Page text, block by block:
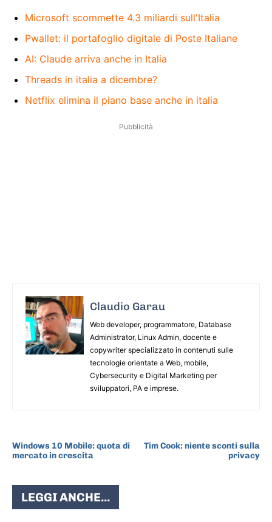
Microsoft scommette 4.3 miliardi sull'Italia
Pwallet: il portafoglio digitale di Poste Italiane
AI: Claude arriva anche in Italia
Threads in italia a dicembre?
Netflix elimina il piano base anche in italia
Pubblicità
Claudio Garau
Web developer, programmatore, Database
Administrator, Linux Admin, docente e
copywriter specializzato in contenuti sulle
tecnologie orientate a Web, mobile,
Cybersecurity e Digital Marketing per
sviluppatori, PA e imprese.
Windows 10 Mobile: quota di
mercato in crescita
Tim Cook: niente sconti sulla
privacy
LEGGI ANCHE...